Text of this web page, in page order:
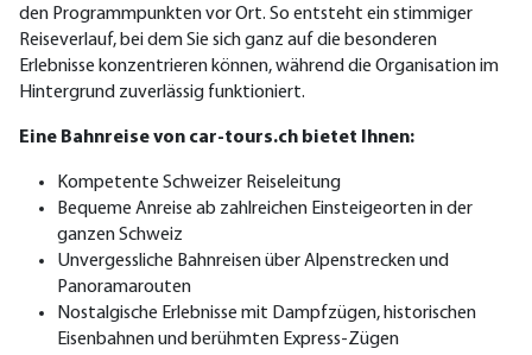
den Programmpunkten vor Ort. So entsteht ein stimmiger
Reiseverlauf, bei dem Sie sich ganz auf die besonderen
Erlebnisse konzentrieren können, während die Organisation im
Hintergrund zuverlässig funktioniert.
Eine Bahnreise von car-tours.ch bietet Ihnen:
Kompetente Schweizer Reiseleitung
Bequeme Anreise ab zahlreichen Einsteigeorten in der
ganzen Schweiz
Unvergessliche Bahnreisen über Alpenstrecken und
Panoramarouten
Nostalgische Erlebnisse mit Dampfzügen, historischen
Eisenbahnen und berühmten Express-Zügen